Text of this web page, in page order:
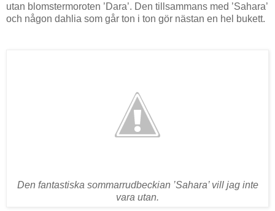
utan blomstermoroten ’Dara’. Den tillsammans med ’Sahara’
och någon dahlia som går ton i ton gör nästan en hel bukett.
Den fantastiska sommarrudbeckian ’Sahara’ vill jag inte
vara utan.